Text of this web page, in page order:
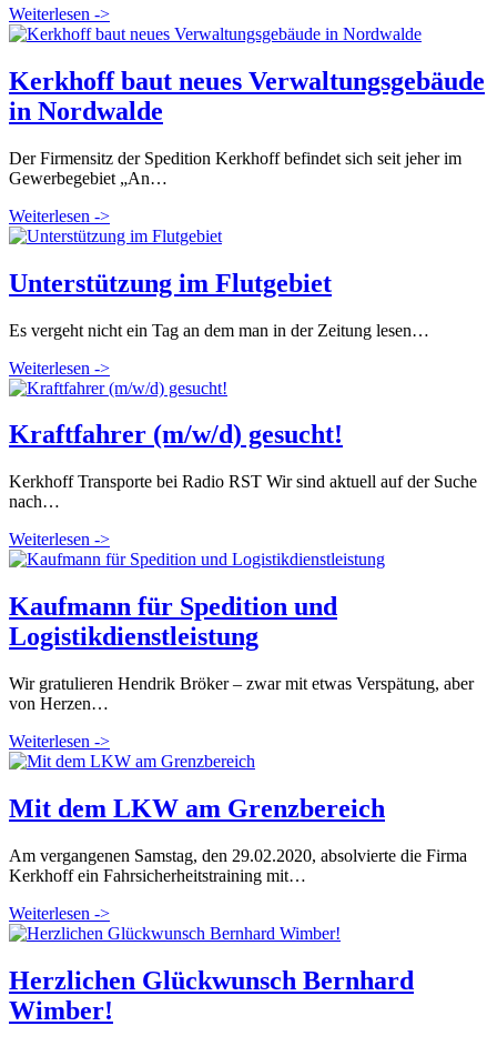
Weiterlesen ->
Kerkhoff baut neues Verwaltungsgebäude
in Nordwalde
Der Firmensitz der Spedition Kerkhoff befindet sich seit jeher im
Gewerbegebiet „An…
Weiterlesen ->
Unterstützung im Flutgebiet
Es vergeht nicht ein Tag an dem man in der Zeitung lesen…
Weiterlesen ->
Kraftfahrer (m/w/d) gesucht!
Kerkhoff Transporte bei Radio RST Wir sind aktuell auf der Suche
nach…
Weiterlesen ->
Kaufmann für Spedition und
Logistikdienstleistung
Wir gratulieren Hendrik Bröker – zwar mit etwas Verspätung, aber
von Herzen…
Weiterlesen ->
Mit dem LKW am Grenzbereich
Am vergangenen Samstag, den 29.02.2020, absolvierte die Firma
Kerkhoff ein Fahrsicherheitstraining mit…
Weiterlesen ->
Herzlichen Glückwunsch Bernhard
Wimber!